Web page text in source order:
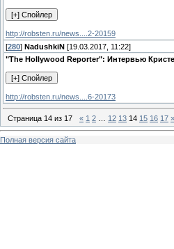
http://robsten.ru/news....2-20159
[280] NadushkiN [19.03.2017, 11:22]
"The Hollywood Reporter": Интервью
http://robsten.ru/news....6-20173
Страница 14 из 17 « 1 2 12 13 14 15 16 17 »
Полная версия сайта